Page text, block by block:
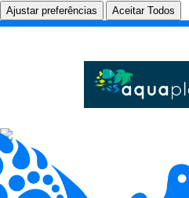
Ajustar preferências Aceitar Todos